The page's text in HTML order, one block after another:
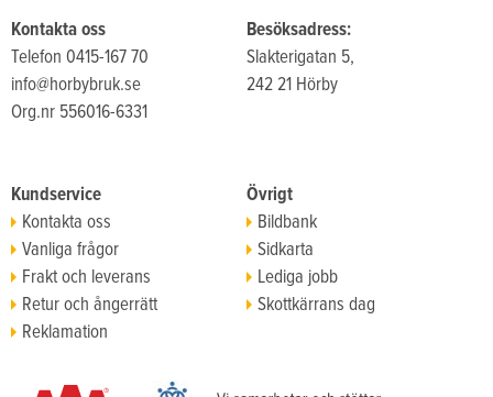
Kontakta oss
Telefon 0415-167 70
info@horbybruk.se
Org.nr 556016-6331
Besöksadress:
Slakterigatan 5,
242 21 Hörby
Kundservice
Kontakta oss
Vanliga frågor
Frakt och leverans
Retur och ångerrätt
Reklamation
Övrigt
Bildbank
Sidkarta
Lediga jobb
Skottkärrans dag